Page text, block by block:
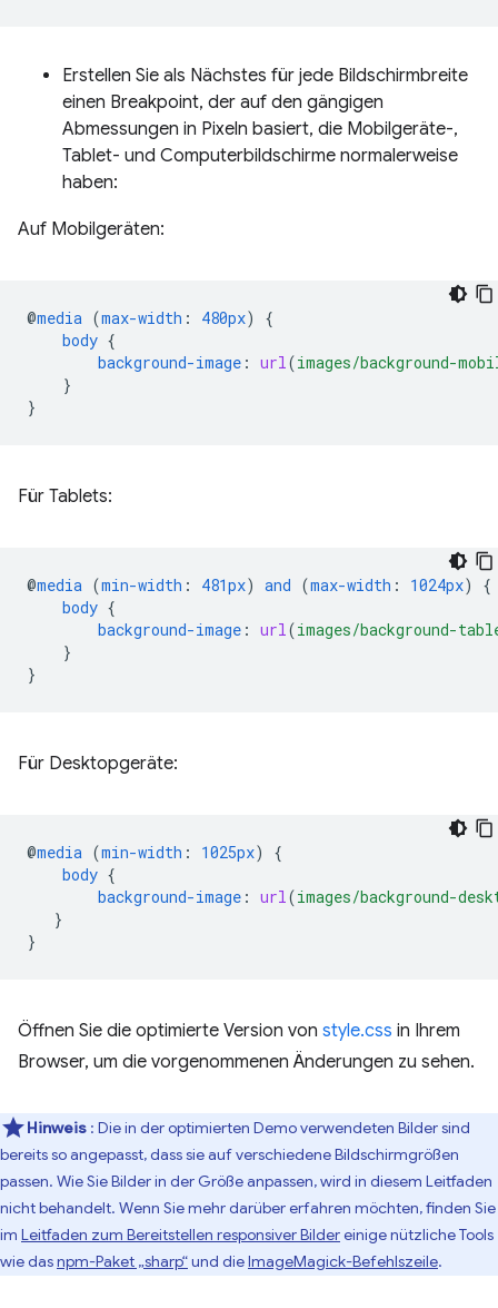
Erstellen Sie als Nächstes für jede Bildschirmbreite
einen Breakpoint, der auf den gängigen
Abmessungen in Pixeln basiert, die Mobilgeräte-,
Tablet- und Computerbildschirme normalerweise
haben:
Auf Mobilgeräten:
@media (max-width : 480px)
{
body {
background-image : url(images/background-
}
}
Für Tablets:
@media (min-width : 481px) and (max-width : 1024px)
{
body {
background-image : url(images/background-
}
}
Für Desktopgeräte:
@media (min-width : 1025px)
{
body {
background-image : url(images/background-
}
}
Öffnen Sie die optimierte Version von style.css in Ihrem
Browser, um die vorgenommenen Änderungen zu sehen.
Hinweis : Die in der optimierten Demo verwendeten Bilder sind
bereits so angepasst, dass sie auf verschiedene Bildschirmgrößen
passen. Wie Sie Bilder in der Größe anpassen, wird in diesem Leitfaden
nicht behandelt. Wenn Sie mehr darüber erfahren möchten, finden Sie
im Leitfaden zum Bereitstellen responsiver Bildereinige nützliche Tools
wie dasnpm-Paket „sharp“und dieImageMagick-Befehlszeile.